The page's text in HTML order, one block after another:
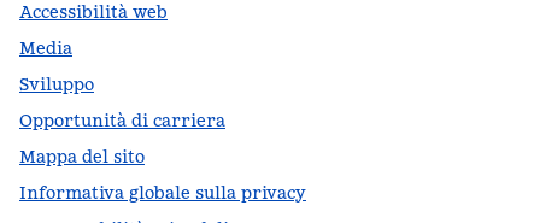
Accessibilità web
Media
Sviluppo
Opportunità di carriera
Mappa del sito
Informativa globale sulla privacy